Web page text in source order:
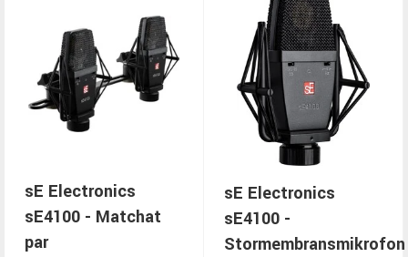
sE Electronics
sE4100 - Matchat
par
sE Electronics
sE4100 -
Stormembransmikrofon